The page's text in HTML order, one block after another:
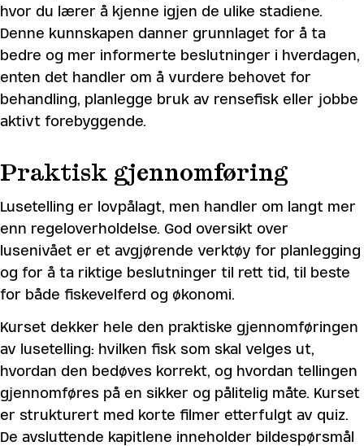
hvor du lærer å kjenne igjen de ulike stadiene.
Denne kunnskapen danner grunnlaget for å ta
bedre og mer informerte beslutninger i hverdagen,
enten det handler om å vurdere behovet for
behandling, planlegge bruk av rensefisk eller jobbe
aktivt forebyggende.
Praktisk gjennomføring
Lusetelling er lovpålagt, men handler om langt mer
enn regeloverholdelse. God oversikt over
lusenivået er et avgjørende verktøy for planlegging
og for å ta riktige beslutninger til rett tid, til beste
for både fiskevelferd og økonomi.
Kurset dekker hele den praktiske gjennomføringen
av lusetelling: hvilken fisk som skal velges ut,
hvordan den bedøves korrekt, og hvordan tellingen
gjennomføres på en sikker og pålitelig måte. Kurset
er strukturert med korte filmer etterfulgt av quiz.
De avsluttende kapitlene inneholder bildespørsmål